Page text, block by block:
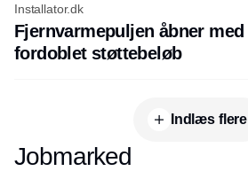
Installator.dk
Fjernvarmepuljen åbner med
fordoblet støttebeløb
Indlæs flere
Jobmarked